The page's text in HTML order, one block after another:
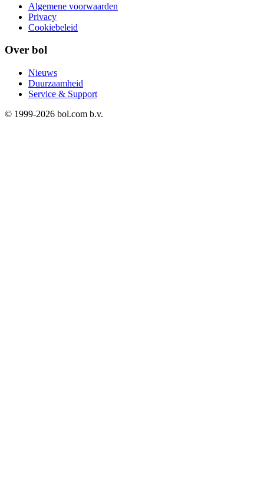
Algemene voorwaarden
Privacy
Cookiebeleid
Over bol
Nieuws
Duurzaamheid
Service & Support
© 1999-2026 bol.com b.v.